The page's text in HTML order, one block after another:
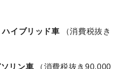
ハイブリッド車
（消費税抜き
ソリン車
（消費税抜き90,000